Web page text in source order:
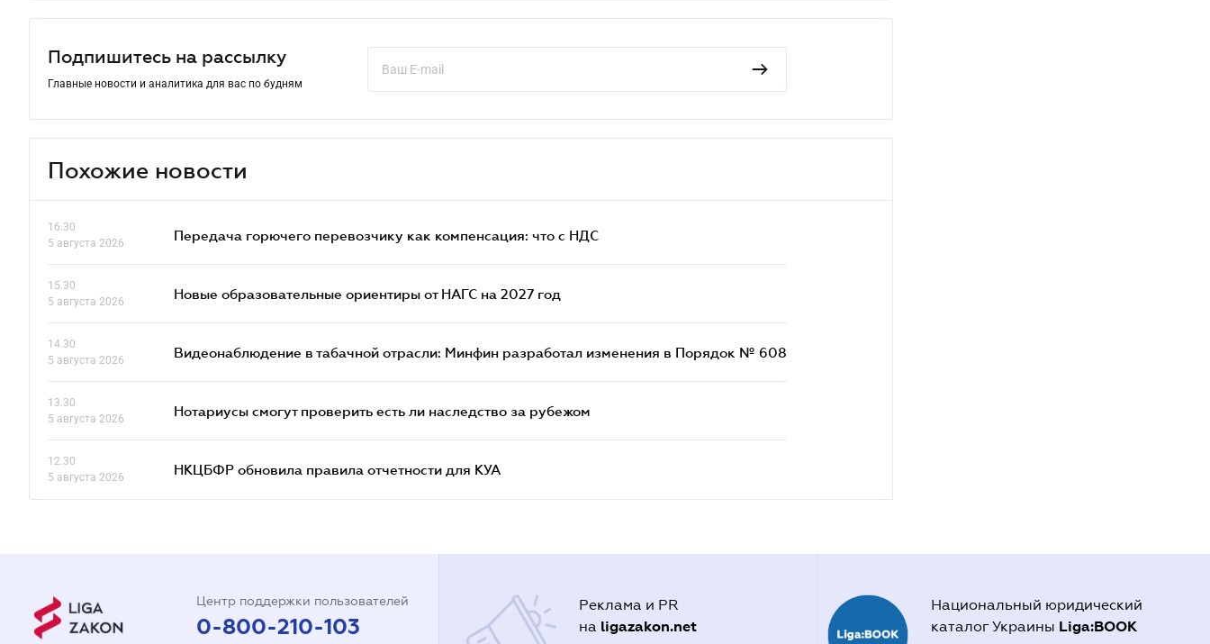
Подпишитесь на рассылку
Главные новости и аналитика для вас по будням
Похожие новости
16.30
5 августа 2026
Передача горючего перевозчику как компенсация: что с НДС
15.30
5 августа 2026
Новые образовательные ориентиры от НАГС на 2027 год
14.30
5 августа 2026
Видеонаблюдение в табачной отрасли: Минфин разработал изменения в Порядок № 608
13.30
5 августа 2026
Нотариусы смогут проверить есть ли наследство за рубежом
12.30
5 августа 2026
НКЦБФР обновила правила отчетности для КУА
Центр поддержки пользователей
0-800-210-103
Реклама и PR
на ligazakon.net
Национальный юридический
каталог Украины Liga:BOOK